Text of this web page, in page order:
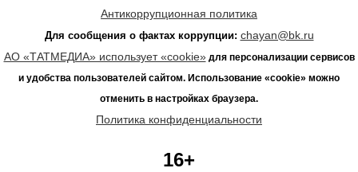
Антикоррупционная политика
Для сообщения о фактах коррупции: chayan@bk.ru
АО «ТАТМЕДИА» использует «cookie»для персонализации сервисов
и удобства пользователей сайтом. Использование «cookie» можно
отменить в настройках браузера.
Политика конфиденциальности
16+